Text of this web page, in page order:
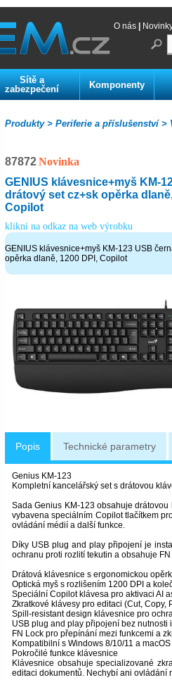
O nás
Sítě a
zabezpečení
Komponenty
Periferie a příslušenství >
Produkty >
87872Novinka
GENIUS klávesnice+myš KM-
drátový set cz+sk opěrka
Copilot
klikni na odkaz na web výrobku
GENIUS klávesnice+myš KM-123 USB
opěrka dlaně, 1200 DPI, Copilot
Popis Technické parametry
Genius KM-123
Kompletní kancelářský set s drátovou
Sada Genius KM-123 obsahuje
vybavena speciálním Copilot tlačítkem
ovládání médií a další funkce.
Díky USB plug and play připojení je
ochranu proti rozlití tekutin a obsahuje
Drátová klávesnice s ergonomickou
Optická myš s rozlišením 1200 DPI a
Speciální Copilot klávesa pro aktivaci AI
Zkratkové klávesy pro editaci (Cut, Copy,
Spill-resistant design klávesnice pro
USB plug and play připojení bez nutnosti
FN Lock pro přepínání mezi funkcemi a
Kompatibilní s Windows 8/10/11 a
Pokročilé funkce klávesnice
Klávesnice obsahuje specializované
editaci dokumentů. Nechybí ani ovládání